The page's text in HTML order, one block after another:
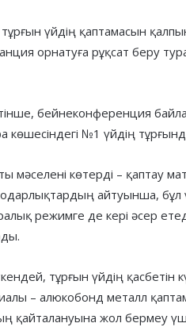
үйдің қаптамасын
орнатуға рұқсат беру
бейнеконференция
көшесіндегі №1 үйдің
мәселені көтерді – қаптау
айтуынша, бұл
режимге де кері әсер
тұрғын үйдің қасбетін
– алюкобонд металл
қайталануына жол бермеу